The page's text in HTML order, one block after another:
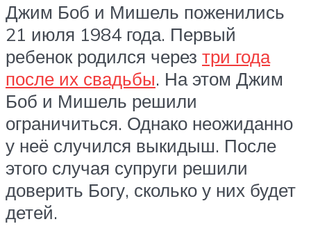
Джим Боб и Мишель поженились
21 июля 1984 года. Первый
ребенок родился через три года
после их свадьбы. На этом Джим
Боб и Мишель решили
ограничиться. Однако неожиданно
у неё случился выкидыш. После
этого случая супруги решили
доверить Богу, сколько у них будет
детей.